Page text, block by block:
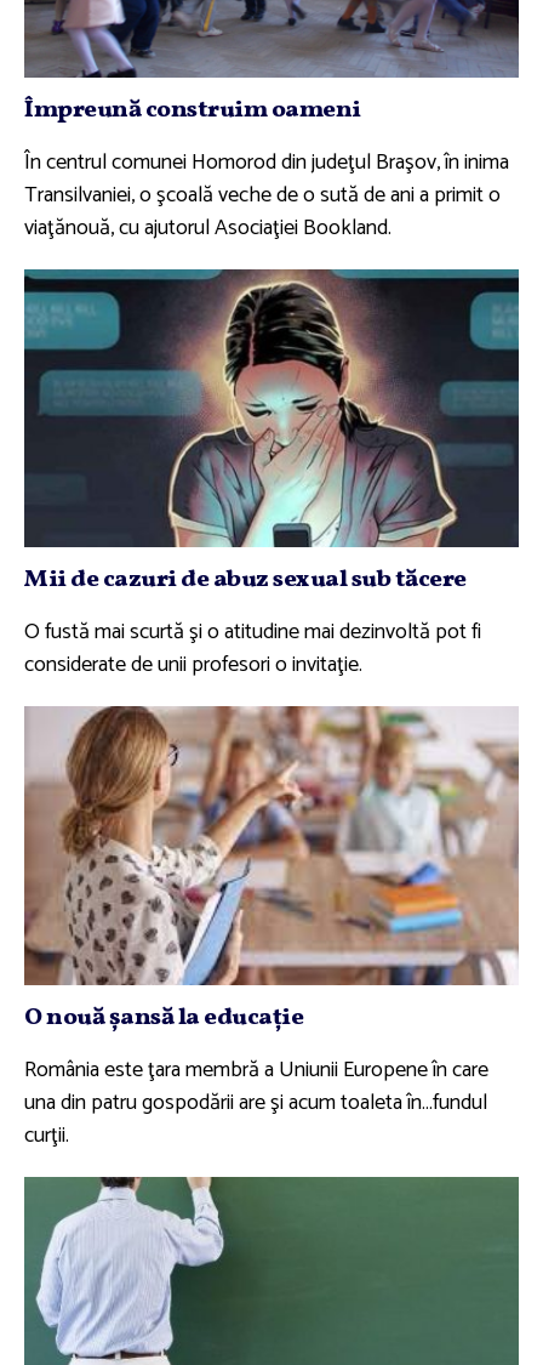
Împreună construim oameni
În centrul comunei Homorod din judeţul Braşov, în inima
Transilvaniei, o şcoală veche de o sută de ani a primit o
viaţănouă, cu ajutorul Asociaţiei Bookland.
Mii de cazuri de abuz sexual sub tăcere
O fustă mai scurtă şi o atitudine mai dezinvoltă pot fi
considerate de unii profesori o invitaţie.
O nouă şansă la educaţie
România este ţara membră a Uniunii Europene în care
una din patru gospodării are şi acum toaleta în…fundul
curţii.